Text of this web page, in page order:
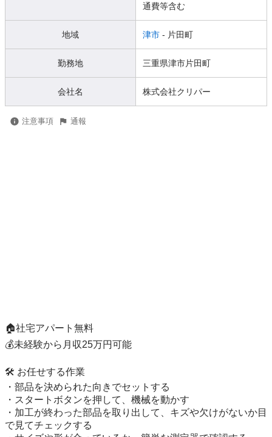
通費等含む
地域 津市 - 片田町
勤務地 三重県津市片田町
会社名 株式会社クリパー
注意事項 通報
🏠社宅アパート無料
💰未経験から月収25万円可能
🛠 お任せする作業
・部品を決められた向きでセットする
・スタートボタンを押して、機械を動かす
・加工が終わった部品を取り出して、キズや欠けがないか目
で見てチェックする